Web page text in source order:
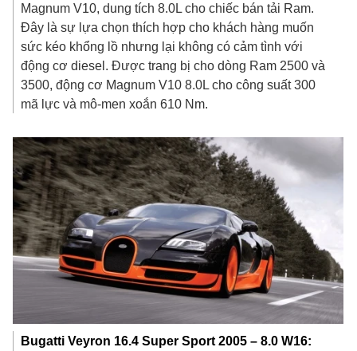
Magnum V10, dung tích 8.0L cho chiếc bán tải Ram.
Đây là sự lựa chọn thích hợp cho khách hàng muốn
sức kéo khổng lồ nhưng lại không có cảm tình với
động cơ diesel. Được trang bị cho dòng Ram 2500 và
3500, động cơ Magnum V10 8.0L cho công suất 300
mã lực và mô-men xoắn 610 Nm.
Bugatti Veyron 16.4 Super Sport 2005 – 8.0 W16: